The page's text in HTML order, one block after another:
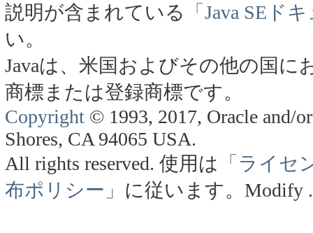
説明が含まれている
「Java SEド
い。
Javaは、米国およびその他の国に
商標または登録商標です。
Copyright © 1993, 2017, Oracle and/
Shores, CA 94065 USA.
All rights reserved. 使用は 「ライセ
布ポリシー」 に従います。 Modify